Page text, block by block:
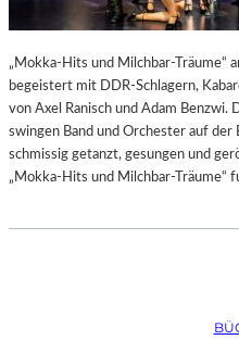
„Mokka-Hits und Milchbar-Träume“
begeistert mit DDR-Schlagern,
von Axel Ranisch und Adam Benzwi.
swingen Band und Orchester auf der
schmissig getanzt, gesungen und
„Mokka-Hits und Milchbar-